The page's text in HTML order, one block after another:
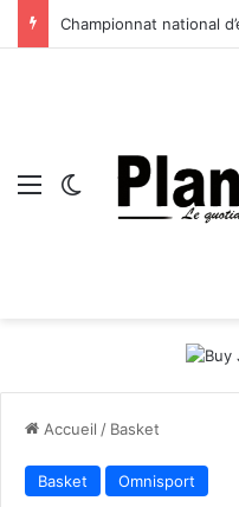
Menu Switch skin
Accueil / Basket
Basket Omnisport